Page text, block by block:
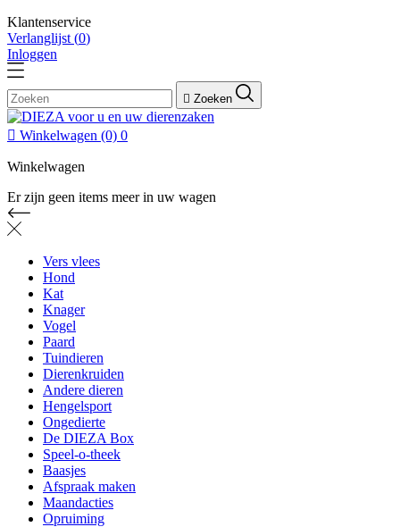
Klantenservice
Verlanglijst (0)
Inloggen
 Zoeken
 Winkelwagen (0) 0
Winkelwagen
Er zijn geen items meer in uw wagen
Vers vlees
Hond
Kat
Knager
Vogel
Paard
Tuindieren
Dierenkruiden
Andere dieren
Hengelsport
Ongedierte
De DIEZA Box
Speel-o-theek
Baasjes
Afspraak maken
Maandacties
Opruiming